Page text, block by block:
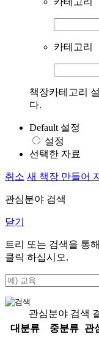
카테고리
책장카테고리
다.
Default 설정
설정
선택한 자료
취소 새 책장 만들어
관심분야 검색
닫기
트리 또는 검색을 통
클릭 하십시오.
관심분야 검색
대분류
중분류
관